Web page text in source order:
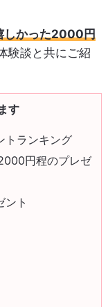
しかった2000円
験談と共にご紹
す
トランキング
円程のプレゼ
ント